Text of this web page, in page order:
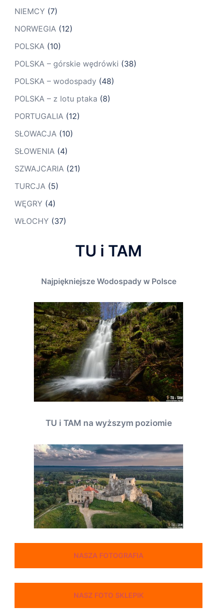
NIEMCY (7)
NORWEGIA (12)
POLSKA (10)
POLSKA – górskie wędrówki (38)
POLSKA – wodospady (48)
POLSKA – z lotu ptaka (8)
PORTUGALIA (12)
SŁOWACJA (10)
SŁOWENIA (4)
SZWAJCARIA (21)
TURCJA (5)
WĘGRY (4)
WŁOCHY (37)
TU i TAM
Najpiękniejsze Wodospady w Polsce
TU i TAM na wyższym poziomie
NASZA FOTOGRAFIA
NASZ FOTO SKLEPIK